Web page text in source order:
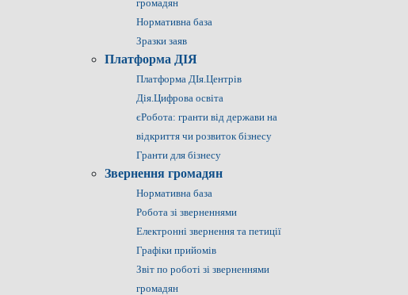
громадян
Нормативна база
Зразки заяв
Платформа ДІЯ
Платформа ДІя.Центрів
Дія.Цифрова освіта
єРобота: гранти від держави на
відкриття чи розвиток бізнесу
Гранти для бізнесу
Звернення громадян
Нормативна база
Робота зі зверненнями
Електронні звернення та петиції
Графіки прийомів
Звіт по роботі зі зверненнями
громадян